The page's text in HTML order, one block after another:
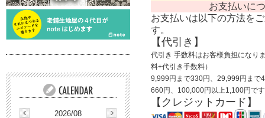
お支払いに
お支払いは以下の方法を
す。
【代引き】
代引き 手数料はお客様負担になり
料+代引き手数料）
9,999円まで330円、29,999円まで
660円、100,000円以上1,100円で
【クレジットカード】
2026/08